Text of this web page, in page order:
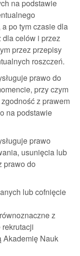
na podstawie
po tym czasie dla
celów i przez
przez przepisy
roszczeń.
prawo do
przy czym
z prawem
na podstawie
prawo
usunięcia lub
prawo do
lub cofnięcie
z
rekrutacji
Akademię Nauk